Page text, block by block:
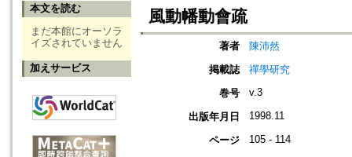
本文を読む
まだ本館にオーソラ
イズされていません
加えサービス
風動幡動會疏
著者
陳沛然
掲載誌
禪學研究
巻号
v.3
出版年月日 1998.11
ページ 105 - 114